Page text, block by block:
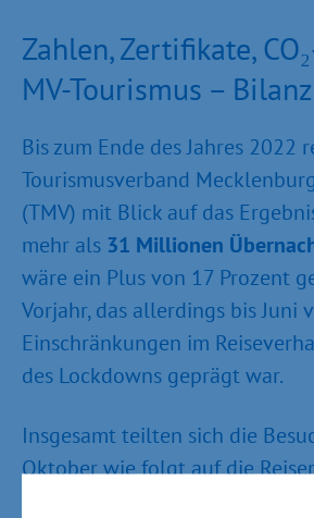
Zahlen, Zertifikate,
MV-Tourismus –
Bis zum Ende des Jahres 2022
Tourismusverband
(TMV) mit Blick auf das
mehr als 31 Millionen
wäre ein Plus von 17 Prozent
Vorjahr, das allerdings bis Juni
Einschränkungen im
des Lockdowns geprägt war.
Insgesamt teilten sich die
Oktober wie folgt auf die